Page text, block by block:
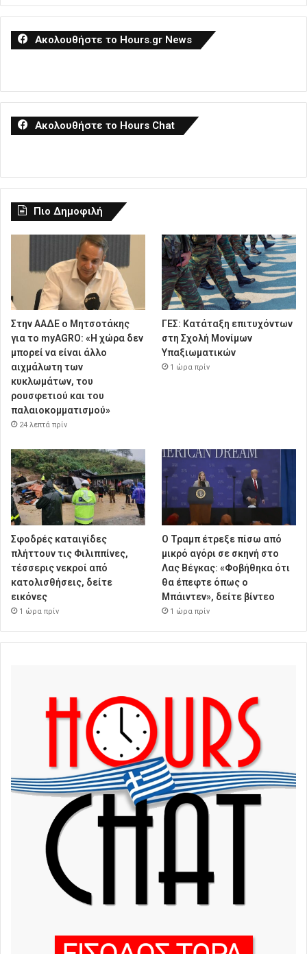
Ακολουθήστε το Hours.gr News
Ακολουθήστε το Hours Chat
Πιο Δημοφιλή
Στην ΑΑΔΕ ο Μητσοτάκης
για το myAGRO: «Η χώρα δεν
μπορεί να είναι άλλο
αιχμάλωτη των
κυκλωμάτων, του
ρουσφετιού και του
παλαιοκομματισμού»
24 λεπτά πρίν
ΓΕΣ: Κατάταξη επιτυχόντων
στη Σχολή Μονίμων
Υπαξιωματικών
1 ώρα πρίν
Σφοδρές καταιγίδες
πλήττουν τις Φιλιππίνες,
τέσσερις νεκροί από
κατολισθήσεις, δείτε
εικόνες
1 ώρα πρίν
Ο Τραμπ έτρεξε πίσω από
μικρό αγόρι σε σκηνή στο
Λας Βέγκας: «Φοβήθηκα ότι
θα έπεφτε όπως ο
Μπάιντεν», δείτε βίντεο
1 ώρα πρίν